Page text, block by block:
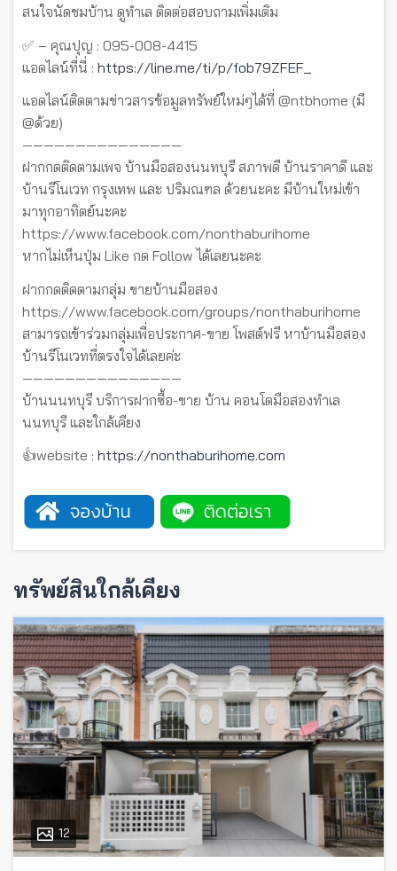
สนใจนัดชมบ้าน ดูทำเล ติดต่อสอบถามเพิ่มเติม
✅ – คุณปุญ : 095-008-4415
แอดไลน์ที่นี่ : https://line.me/ti/p/fob79ZFEF_
แอดไลน์ติดตามข่าวสารข้อมูลทรัพย์ใหม่ๆได้ที่ @ntbhome (มี
@ด้วย)
———————————————
ฝากกดติดตามเพจ บ้านมือสองนนทบุรี สภาพดี บ้านราคาดี และ
บ้านรีโนเวท กรุงเทพ และ ปริมณฑล ด้วยนะคะ มีบ้านใหม่เข้า
มาทุกอาทิตย์นะคะ
https://www.facebook.com/nonthaburihome
หากไม่เห็นปุ่ม Like กด Follow ได้เลยนะคะ
ฝากกดติดตามกลุ่ม ขายบ้านมือสอง
https://www.facebook.com/groups/nonthaburihome
สามารถเข้าร่วมกลุ่มเพื่อประกาศ-ขาย โพสต์ฟรี หาบ้านมือสอง
บ้านรีโนเวทที่ตรงใจได้เลยค่ะ
———————————————
บ้านนนทบุรี บริการฝากซื้อ-ขาย บ้าน คอนโดมือสองทำเล
นนทบุรี และใกล้เคียง
👍website : https://nonthaburihome.com
ทรัพย์สินใกล้เคียง
12